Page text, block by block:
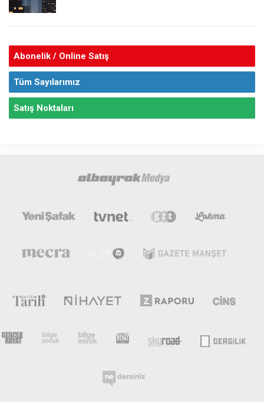
Abonelik / Online Satış
Tüm Sayılarımız
Satış Noktaları